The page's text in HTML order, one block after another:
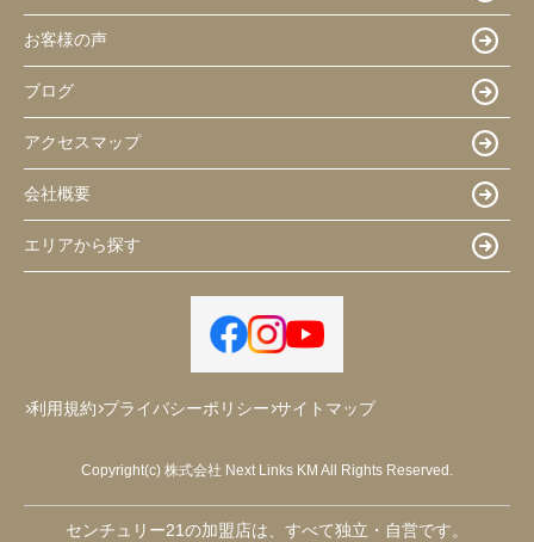
お客様の声
ブログ
アクセスマップ
会社概要
エリアから探す
利用規約 プライバシーポリシー サイトマップ
Copyright(c) 株式会社 Next Links KM All Rights Reserved.
センチュリー21の加盟店は、すべて独立・自営です。